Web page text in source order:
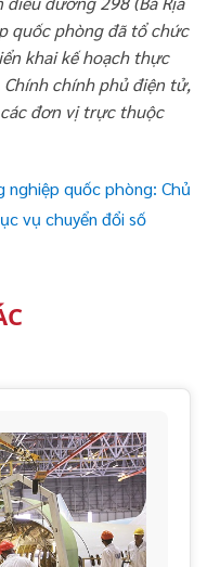
quốc phòng đã tổ chức
khai kế hoạch thực
chính phủ điện tử,
đơn vị trực thuộc
nghiệp quốc phòng: Chủ
vụ chuyển đổi số